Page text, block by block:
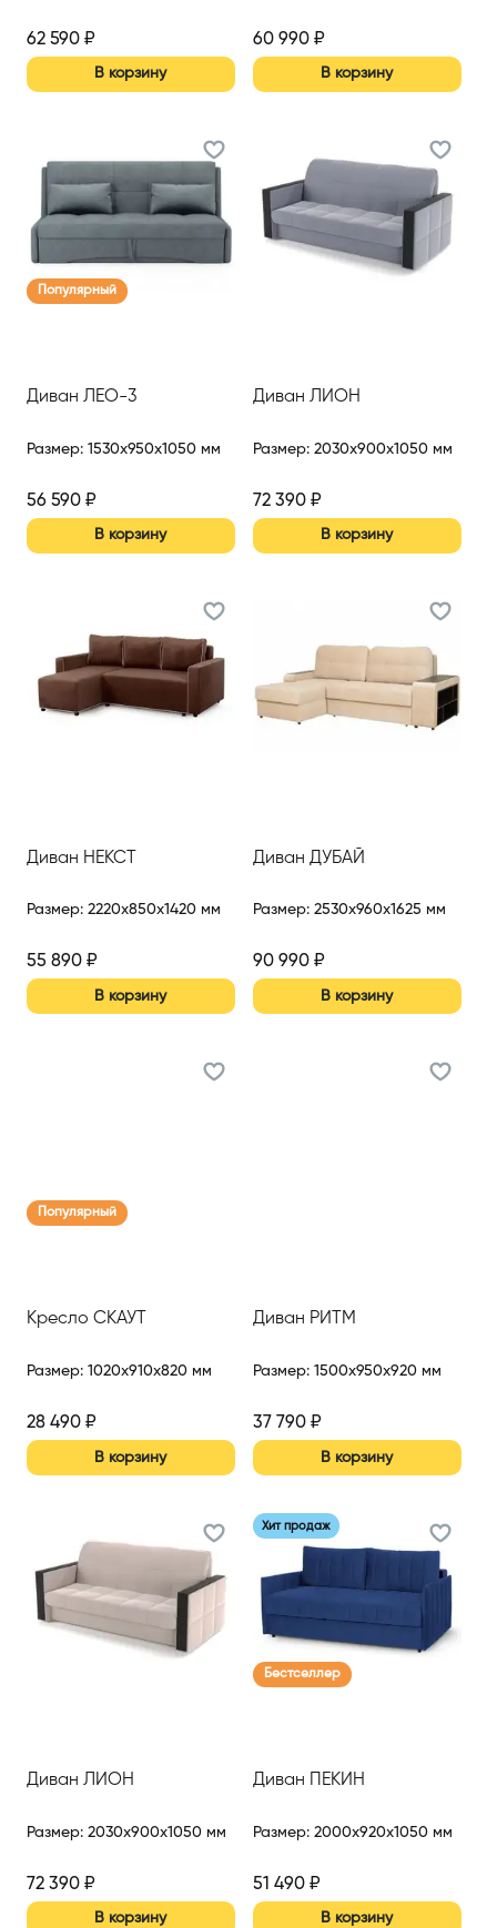
62 590 ₽
В корзину
60 990₽
В корзину
Популярный
Диван ЛЕО-3
Размер: 1530x950x1050 мм
56 590 ₽
В корзину
Диван ЛИОН
Размер: 2030x900x1050 мм
72 390₽
В корзину
Диван НЕКСТ
Размер: 2220x850x1420 мм
55 890 ₽
В корзину
Диван ДУБАЙ
Размер: 2530x960x1625 мм
90 990₽
В корзину
Популярный
Кресло СКАУТ
Размер: 1020x910x820 мм
28 490 ₽
В корзину
Диван РИТМ
Размер: 1500x950x920 мм
37 790₽
В корзину
Диван ЛИОН
Размер: 2030x900x1050 мм
72 390 ₽
В корзину
Хит продаж
Бестселлер
Диван ПЕКИН
Размер: 2000x920x1050 мм
51 490₽
В корзину